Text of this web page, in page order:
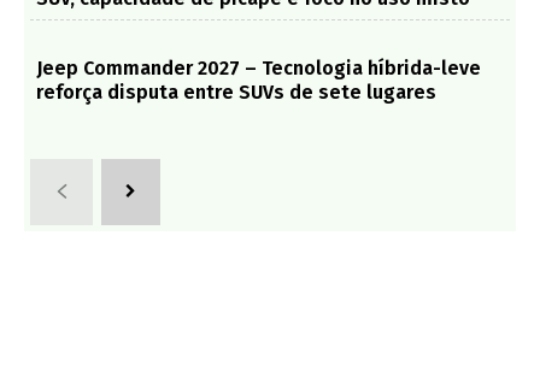
Jeep Commander 2027 – Tecnologia híbrida-leve
reforça disputa entre SUVs de sete lugares